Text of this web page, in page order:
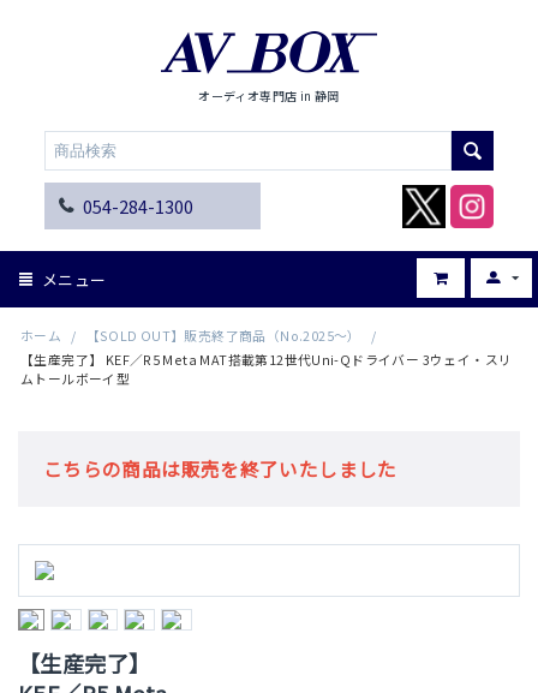
オーディオ専門店 in 静岡
054-284-1300
メニュー
ホーム / 【SOLD OUT】販売終了商品（No.2025～）
/
【生産完了】 KEF／R5 Meta MAT搭載第12世代Uni-Qドライバー 3ウェイ・スリ
ムトールボーイ型
こちらの商品は販売を終了いたしました
【生産完了】